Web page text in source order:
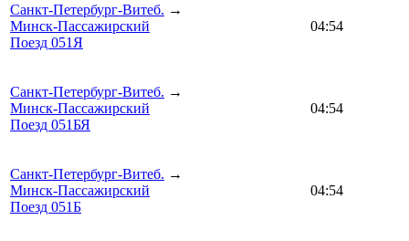
Санкт-Петербург-Витеб. →
Минск-Пассажирский
Поезд 051Я
04:54
Санкт-Петербург-Витеб. →
Минск-Пассажирский
Поезд 051БЯ
04:54
Санкт-Петербург-Витеб. →
Минск-Пассажирский
Поезд 051Б
04:54